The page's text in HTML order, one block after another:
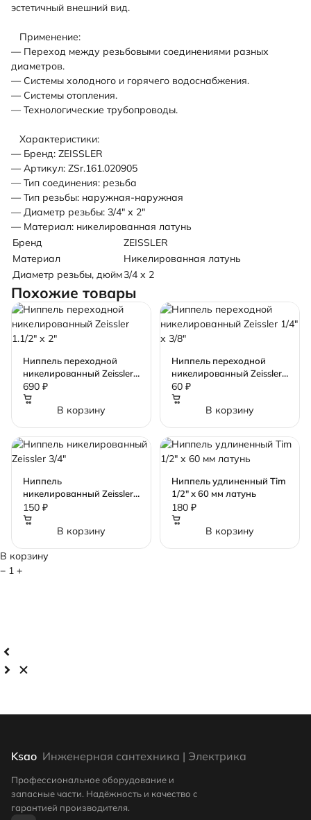
эстетичный внешний вид.
Применение:
— Переход между резьбовыми соединениями разных
диаметров.
— Системы холодного и горячего водоснабжения.
— Системы отопления.
— Технологические трубопроводы.
Характеристики:
— Бренд: ZEISSLER
— Артикул: ZSr.161.020905
— Тип соединения: резьба
— Тип резьбы: наружная-наружная
— Диаметр резьбы: 3/4" х 2"
— Материал: никелированная латунь
Бренд
ZEISSLER
Материал
Никелированная латунь
Диаметр резьбы, дюйм3/4 х 2
Похожие товары
Ниппель переходной
никелированный Zeissler
1.1/2" х 2"
690 ₽
В корзину
Ниппель переходной
никелированный Zeissler
1/4" х 3/8"
60 ₽
В корзину
Ниппель
никелированный Zeissler
3/4"
150 ₽
В корзину
Ниппель удлиненный Tim
1/2" х 60 мм латунь
180 ₽
В корзину
В корзину
− 1 +
Ksao Инженерная сантехника | Электрика
Профессиональное оборудование и
запасные части. Надёжность и качество с
гарантией производителя.